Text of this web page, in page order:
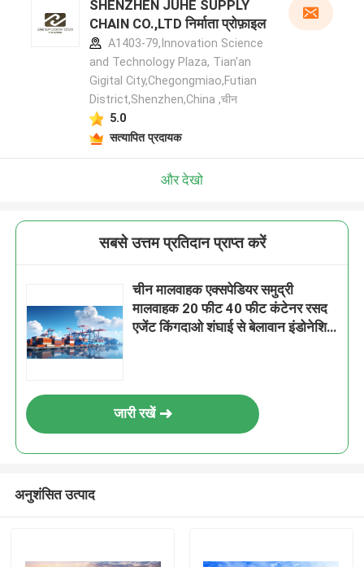
SHENZHEN JUHE SUPPLY
CHAIN CO.,LTD निर्माता प्रोफ़ाइल
A1403-79,Innovation Science
and Technology Plaza, Tian'an
Gigital City,Chegongmiao,Futian
District,Shenzhen,China ,चीन
5.0
सत्यापित प्रदायक
और देखो
सबसे उत्तम प्रतिदान प्राप्त करें
चीन मालवाहक एक्सपेडियर समुद्री
मालवाहक 20 फीट 40 फीट कंटेनर रसद
एजेंट किंगदाओ शंघाई से बेलावान इंडोनेशिया
जारी रखें
अनुशंसित उत्पाद